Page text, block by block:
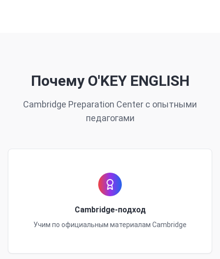
Почему O'KEY ENGLISH
Cambridge Preparation Center с опытными
педагогами
Cambridge-подход
Учим по официальным материалам Cambridge